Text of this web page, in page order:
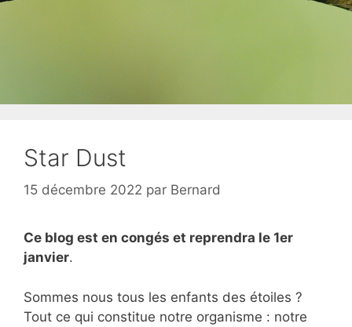
Star Dust
15 décembre 2022 par Bernard
Ce blog est en congés et reprendra le 1er
janvier.
Sommes nous tous les enfants des étoiles ?
Tout ce qui constitue notre organisme : notre